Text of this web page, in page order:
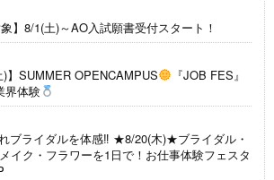
】8/1(土)～AO入試願書受付スタート！
)】SUMMER OPENCAMPUS
『JOB FES』
界体験
ブライダルを体感‼ ★8/20(木)★ブライダル・
イク・フラワーを1日で！お仕事体験フェスタ